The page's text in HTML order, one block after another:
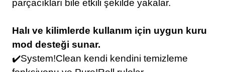
parçacıkları bile etkili şekilde yakalar.
Halı ve kilimlerde kullanım için uygun kuru
mod desteği sunar.
✔️System!Clean kendi kendini temizleme